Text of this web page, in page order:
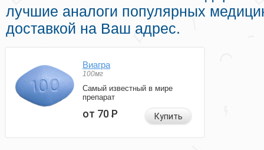
лучшие аналоги популярных
доставкой на Ваш адрес.
Виагра
100мг
Самый известный в мире
препарат
от 70Р Купить